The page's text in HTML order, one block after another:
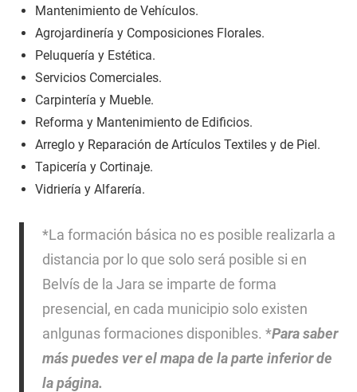
Mantenimiento de Vehículos.
Agrojardinería y Composiciones Florales.
Peluquería y Estética.
Servicios Comerciales.
Carpintería y Mueble.
Reforma y Mantenimiento de Edificios.
Arreglo y Reparación de Artículos Textiles y de Piel.
Tapicería y Cortinaje.
Vidriería y Alfarería.
*La formación básica no es posible realizarla a
distancia por lo que solo será posible si en
Belvís de la Jara se imparte de forma
presencial, en cada municipio solo existen
anlgunas formaciones disponibles. *Para saber
más puedes ver el mapa de la parte inferior de
la página.